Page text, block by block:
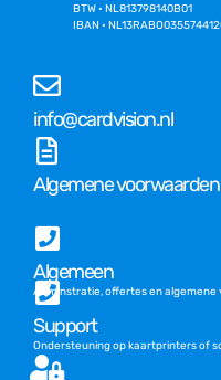
BTW • NL813798140B01
IBAN •
info@cardvision.nl
Algemene voorwaarden
Algemeen
Adminstratie, offertes en algemene
Support
Ondersteuning op kaartprinters of